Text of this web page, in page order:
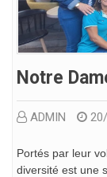
Notre
ADMIN
Portés par leur
diversité est une